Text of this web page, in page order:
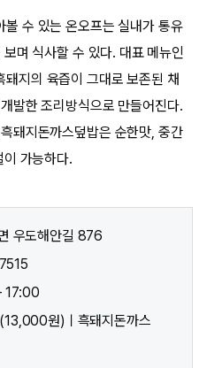
수 있는 온오프는 실내가 통유
며 식사할 수 있다. 대표 메뉴인
지의 육즙이 그대로 보존된 채
발한 조리방식으로 만들어진다.
돼지돈까스덮밥은 순한맛, 중간
가능하다.
우도해안길 876
17:00
원)ㅣ흑돼지돈까스